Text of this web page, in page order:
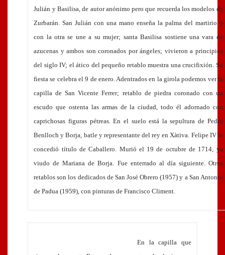
Julián y Basilisa, de autor anónimo pero que recuerda los modelos de
Zurbarán. San Julián con una mano enseña la palma del martirio y
con la otra se une a su mujer; santa Basilisa sostiene una vara de
azucenas y ambos son coronados por ángeles; vivieron a principios
del sigloIV; el ático del pequeño retablo muestra una crucifixión. Su
fiesta se celebra el 9 de enero. Adentrados en la girola podemos ver la
capilla de San Vicente Ferrer; retablo de piedra coronado con un
escudo que ostenta las armas de la ciudad, todo él adornado con
caprichosas figuras pétreas. En el suelo está la sepultura de Pedro
Benlloch y Borja, batle y representante del rey en Xàtiva. Felipe IV le
concedió título de Caballero. Murió el 19 de octubre de 1714, ya
viudo de Mariana de Borja. Fue enterrado al día siguiente. Otros
retablos son los dedicados de San José Obrero (1957) y a San Antonio
de Padua (1959), con pinturas de Francisco Climent.
En la capilla que